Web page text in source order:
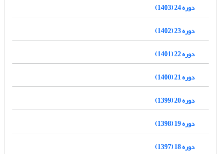
دوره 24 (1403)
دوره 23 (1402)
دوره 22 (1401)
دوره 21 (1400)
دوره 20 (1399)
دوره 19 (1398)
دوره 18 (1397)